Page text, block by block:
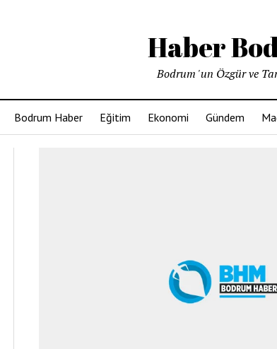
Haber
Bodrum 'un Özgür ve
Bodrum Haber Eğitim Ekonomi Gündem